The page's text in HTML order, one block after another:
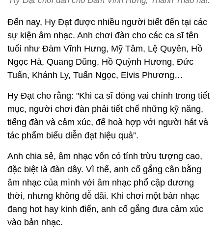
Đến nay, Hy Đạt được nhiều người biết đến tại các
sự kiện âm nhạc. Anh chơi đàn cho các ca sĩ tên
tuổi như Đàm Vĩnh Hưng, Mỹ Tâm, Lệ Quyên, Hồ
Ngọc Hà, Quang Dũng, Hồ Quỳnh Hương, Đức
Tuấn, Khánh Ly, Tuấn Ngọc, Elvis Phương…
Hy Đạt cho rằng: "Khi ca sĩ đóng vai chính trong tiết
mục, người chơi đàn phải tiết chế những kỹ năng,
tiếng đàn và cảm xúc, để hoà hợp với người hát và
tác phẩm biểu diễn đạt hiệu quả”.
Anh chia sẻ, âm nhạc vốn có tính trừu tượng cao,
đặc biệt là đàn dây. Vì thế, anh cố gắng cân bằng
âm nhạc của mình với âm nhạc phổ cập đương
thời, nhưng không dễ dãi. Khi chơi một bản nhạc
đang hot hay kinh điển, anh cố gắng đưa cảm xúc
vào bản nhạc.